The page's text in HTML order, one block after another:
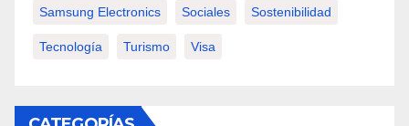
Samsung Electronics Sociales Sostenibilidad
Tecnología Turismo Visa